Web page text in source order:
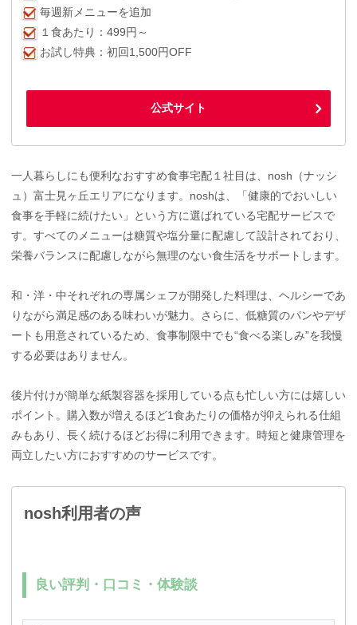
毎週新メニューを追加
１食あたり：499円～
お試し特典：初回1,500円OFF
公式サイト
一人暮らしにも便利なおすすめ食事宅配１社目は、nosh（ナッシ
ュ）富士見ヶ丘エリアになります。noshは、「健康的でおいしい
食事を手軽に続けたい」という方に選ばれている宅配サービスで
す。すべてのメニューは糖質や塩分量に配慮して設計されており、
栄養バランスに配慮しながら無理のない食生活をサポートします。
和・洋・中それぞれの専属シェフが開発した料理は、ヘルシーであ
りながら満足感のある味わいが魅力。さらに、低糖質のパンやデザ
ートも用意されているため、食事制限中でも“食べる楽しみ”を我慢
する必要はありません。
後片付けが簡単な紙製容器を採用している点も忙しい方には嬉しい
ポイント。購入数が増えるほど1食あたりの価格が抑えられる仕組
みもあり、長く続けるほどお得に利用できます。時短と健康管理を
両立したい方におすすめのサービスです。
nosh利用者の声
良い評判・口コミ・体験談